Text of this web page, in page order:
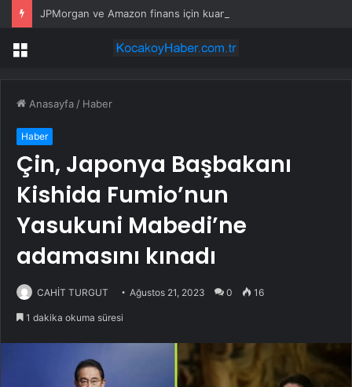
Menü
Anasayfa / Haber
Haber
Çin, Japonya Başbakanı
Kishida Fumio’nun
Yasukuni Mabedi’ne
adamasını kınadı
CAHİT TURGUT Ağustos 21, 2023 0 16
1 dakika okuma süresi